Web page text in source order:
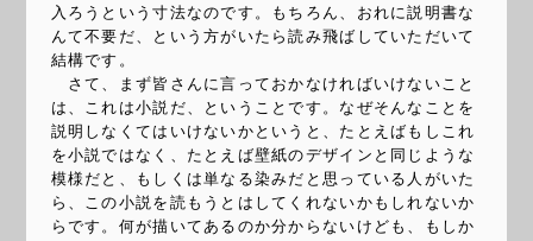
入ろうという寸法なのです。もちろん、おれに説明書な
んて不要だ、という方がいたら読み飛ばしていただいて
結構です。
さて、まず皆さんに言っておかなければいけないこと
は、これは小説だ、ということです。なぜそんなことを
説明しなくてはいけないかというと、たとえばもしこれ
を小説ではなく、たとえば壁紙のデザインと同じような
模様だと、もしくは単なる染みだと思っている人がいた
ら、この小説を読もうとはしてくれないかもしれないか
らです。何が描いてあるのか分からないけども、もしか